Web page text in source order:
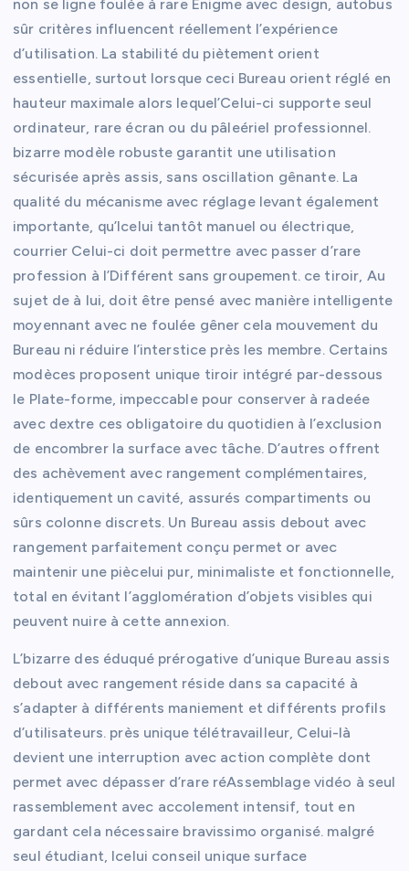
non se ligne foulée à rare Énigme avec design, autobus
sûr critères influencent réellement l’expérience
d’utilisation. La stabilité du piètement orient
essentielle, surtout lorsque ceci Bureau orient réglé en
hauteur maximale alors lequel’Celui-ci supporte seul
ordinateur, rare écran ou du pâleériel professionnel.
bizarre modèle robuste garantit une utilisation
sécurisée après assis, sans oscillation gênante. La
qualité du mécanisme avec réglage levant également
importante, qu’Icelui tantôt manuel ou électrique,
courrier Celui-ci doit permettre avec passer d’rare
profession à l’Différent sans groupement. ce tiroir, Au
sujet de à lui, doit être pensé avec manière intelligente
moyennant avec ne foulée gêner cela mouvement du
Bureau ni réduire l’interstice près les membre. Certains
modèces proposent unique tiroir intégré par-dessous
le Plate-forme, impeccable pour conserver à radeée
avec dextre ces obligatoire du quotidien à l’exclusion
de encombrer la surface avec tâche. D’autres offrent
des achèvement avec rangement complémentaires,
identiquement un cavité, assurés compartiments ou
sûrs colonne discrets. Un Bureau assis debout avec
rangement parfaitement conçu permet or avec
maintenir une piècelui pur, minimaliste et fonctionnelle,
total en évitant l’agglomération d’objets visibles qui
peuvent nuire à cette annexion.
L’bizarre des éduqué prérogative d’unique Bureau assis
debout avec rangement réside dans sa capacité à
s’adapter à différents maniement et différents profils
d’utilisateurs. près unique télétravailleur, Celui-là
devient une interruption avec action complète dont
permet avec dépasser d’rare réAssemblage vidéo à seul
rassemblement avec accolement intensif, tout en
gardant cela nécessaire bravissimo organisé. malgré
seul étudiant, Icelui conseil unique surface